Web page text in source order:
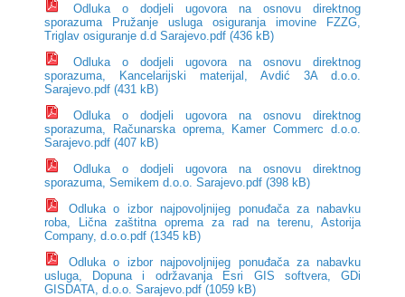
Odluka o dodjeli ugovora na osnovu direktnog
sporazuma Pružanje usluga osiguranja imovine FZZG,
Triglav osiguranje d.d Sarajevo.pdf (436 kB)
Odluka o dodjeli ugovora na osnovu direktnog
sporazuma, Kancelarijski materijal, Avdić 3A d.o.o.
Sarajevo.pdf (431 kB)
Odluka o dodjeli ugovora na osnovu direktnog
sporazuma, Računarska oprema, Kamer Commerc d.o.o.
Sarajevo.pdf (407 kB)
Odluka o dodjeli ugovora na osnovu direktnog
sporazuma, Semikem d.o.o. Sarajevo.pdf (398 kB)
Odluka o izbor najpovoljnijeg ponuđača za nabavku
roba, Lična zaštitna oprema za rad na terenu, Astorija
Company, d.o.o.pdf (1345 kB)
Odluka o izbor najpovoljnijeg ponuđača za nabavku
usluga, Dopuna i održavanja Esri GIS softvera, GDi
GISDATA, d.o.o. Sarajevo.pdf (1059 kB)